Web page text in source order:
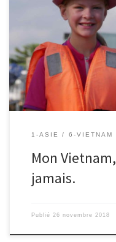
Le 24/11/2018 –
pays natal Comment
Tu es si joli Ton peuple
Où je suis venue au
[…]
1-ASIE 6-VIETNAM
Mon
jamais.
Publié 26 novembre 2018